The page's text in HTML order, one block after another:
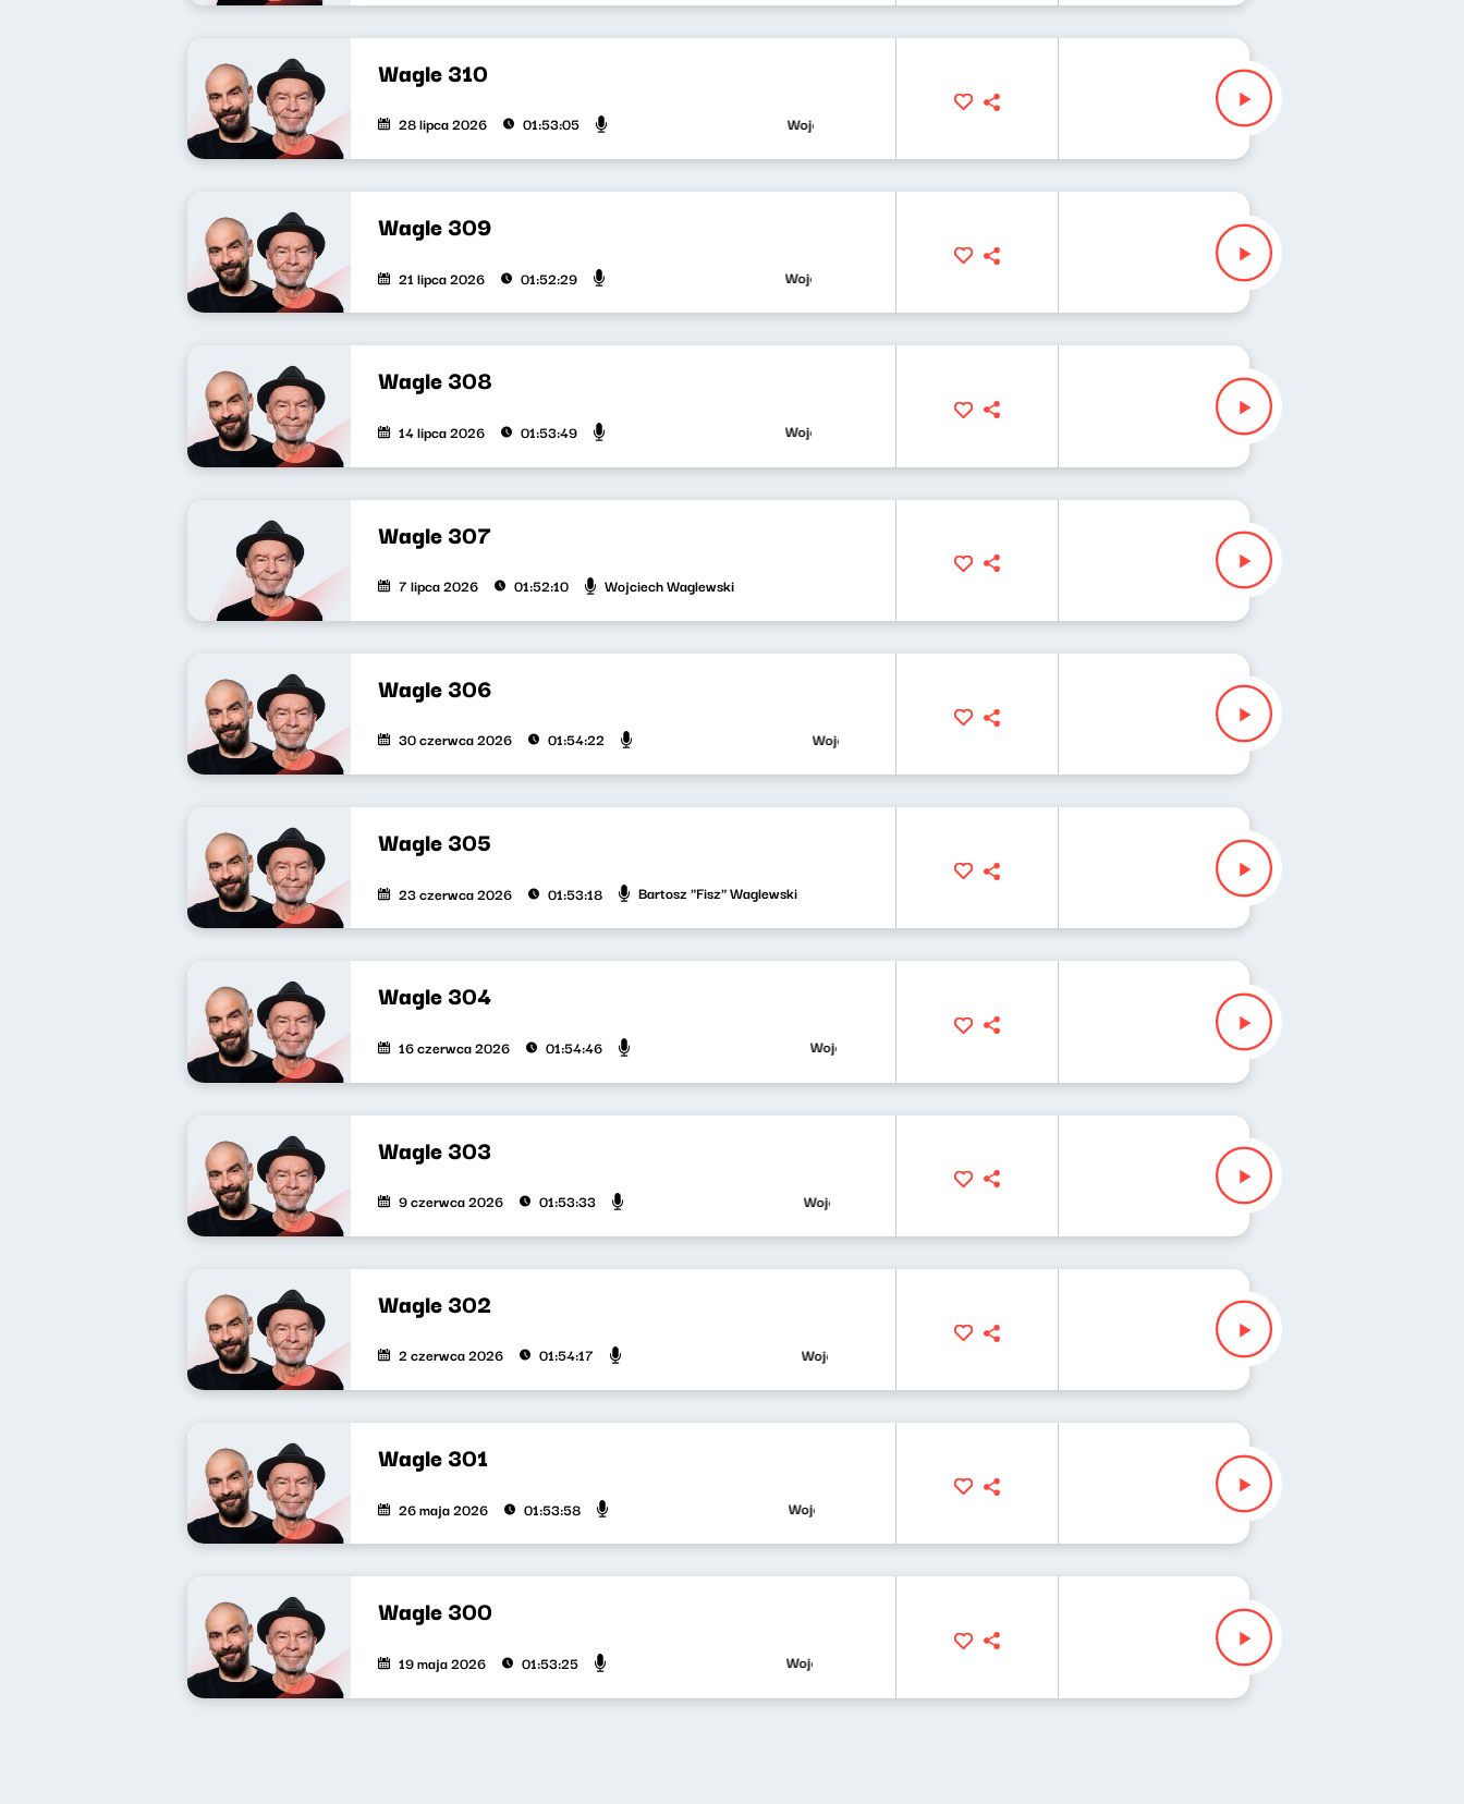
Wagle 310
28 lipca 2026 01:53:05 Wojciech Waglewski, Bartosz "Fisz" Waglewski
Wagle 309
21 lipca 2026 01:52:29 Wojciech Waglewski, Bartosz "Fisz" Waglewski
Wagle 308
14 lipca 2026 01:53:49 Wojciech Waglewski, Bartosz "Fisz" Waglewski
Wagle 307
7 lipca 2026 01:52:10 Wojciech Waglewski
Wagle 306
30 czerwca 2026 01:54:22 Wojciech Waglewski, Bartosz "Fisz" Waglewski
Wagle 305
23 czerwca 2026 01:53:18 Bartosz "Fisz" Waglewski
Wagle 304
16 czerwca 2026 01:54:46 Wojciech Waglewski, Bartosz "Fisz" Waglewski
Wagle 303
9 czerwca 2026 01:53:33 Wojciech Waglewski, Bartosz "Fisz" Waglewski
Wagle 302
2 czerwca 2026 01:54:17 Wojciech Waglewski, Bartosz "Fisz" Waglewski
Wagle 301
26 maja 2026 01:53:58 Wojciech Waglewski, Bartosz "Fisz" Waglewski
Wagle 300
19 maja 2026 01:53:25 Wojciech Waglewski, Bartosz "Fisz" Waglewski